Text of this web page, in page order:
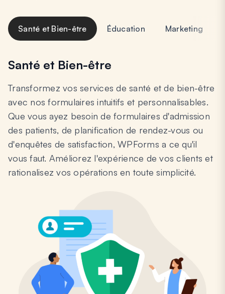
Santé et Bien-être Éducation Marketing
Santé et Bien-être
Transformez vos services de santé et de bien-être
avec nos formulaires intuitifs et personnalisables.
Que vous ayez besoin de formulaires d'admission
des patients, de planification de rendez-vous ou
d'enquêtes de satisfaction, WPForms a ce qu'il
vous faut. Améliorez l'expérience de vos clients et
rationalisez vos opérations en toute simplicité.